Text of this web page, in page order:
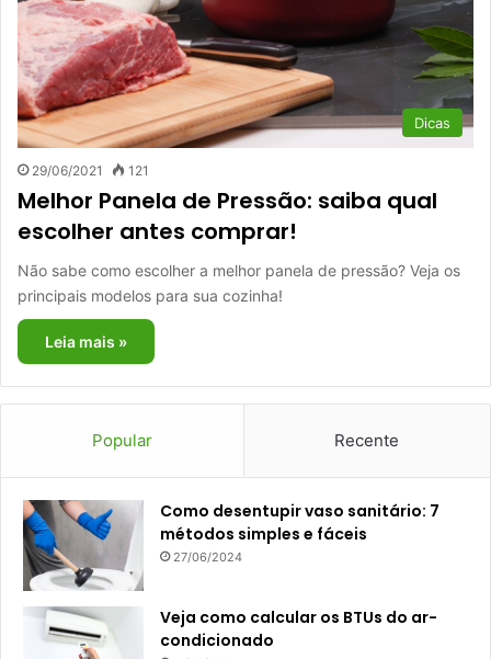
Dicas
29/06/2021 121
Melhor Panela de Pressão: saiba qual
escolher antes comprar!
Não sabe como escolher a melhor panela de pressão? Veja os
principais modelos para sua cozinha!
Leia mais »
Popular Recente
Como desentupir vaso sanitário: 7
métodos simples e fáceis
27/06/2024
Veja como calcular os BTUs do ar-
condicionado